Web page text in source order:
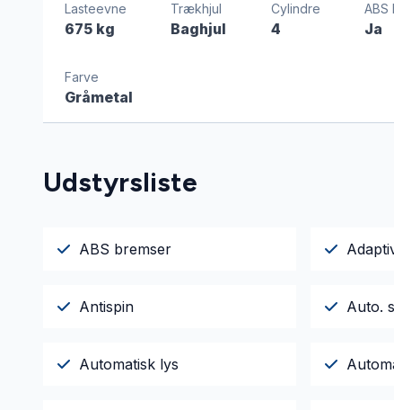
Lasteevne
675 kg
Trækhjul
Baghjul
Cylindre
4
ABS
Ja
Farve
Gråmetal
Udstyrsliste
ABS bremser
Antispin Auto.
Automatisk lys